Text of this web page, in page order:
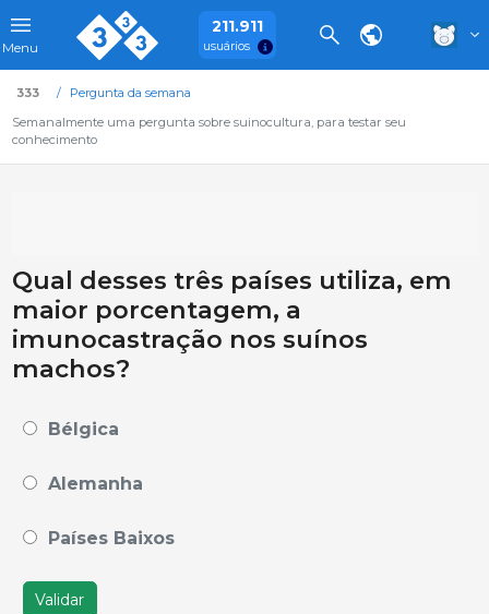
Menu
211.911
usuários
333
Pergunta da semana
Semanalmente uma pergunta sobre suinocultura, para testar seu
conhecimento
Qual desses três países utiliza, em
maior porcentagem, a
imunocastração nos suínos
machos?
Bélgica
Alemanha
Países Baixos
Validar